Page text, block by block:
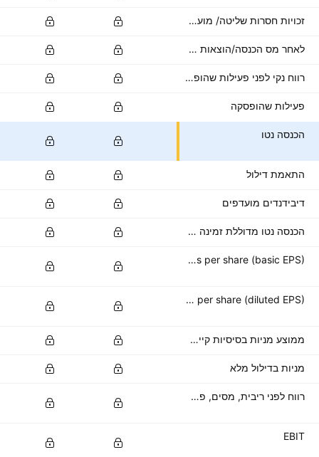
זכויות חסרות שליטה/ מועטות
לאחר מס הכנסה/הוצאות אחרות
רווח נקי לפני פעילות שהופסקה
פעילות שהופסקה
הכנסה נטו
התאמת דילול
דיבידנדים מועדפים
הכנסה נטו מדוללת זמינה לבעלי מניות רגילות
Basic earnings per share (basic EPS)
Diluted earnings per share (diluted EPS)
ממוצע מניות בסיסיות קיימות
מניות בדילול מלא
רווח לפני ריבית, מסים, פחת והפחתות
EBIT